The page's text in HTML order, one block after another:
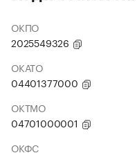
ОКПО
2025549326
ОКАТО
04401377000
ОКТМО
04701000001
ОКФС